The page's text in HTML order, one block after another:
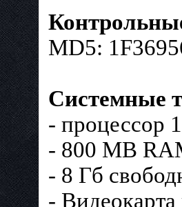
MD5:
Системные
- процессор
- 800 MB
- 8 Гб
-